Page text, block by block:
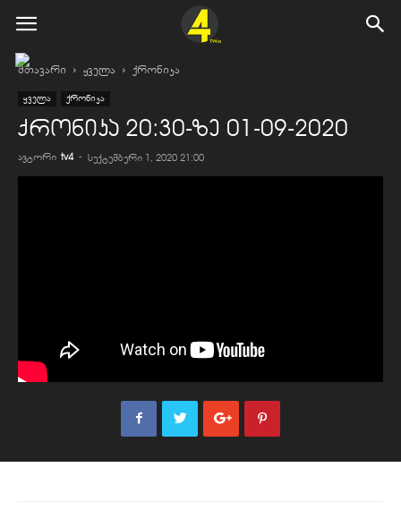
მთავარი ყველა ქრონიკა
ყველა ქრონიკა
ქრონიკა 20:30-ზე 01-09-2020
ავტორი tv4 - სექტემბერი 1, 2020 21:00